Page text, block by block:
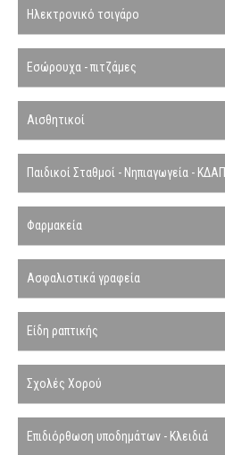
Ηλεκτρονικό τσιγάρο
Εσώρουχα - πιτζάμες
Αισθητικοί
Παιδικοί Σταθμοί - Νηπιαγωγεία - ΚΔΑΠ
Φαρμακεία
Ασφαλιστικά γραφεία
Είδη ραπτικής
Σχολές Χορού
Επιδιόρθωση υποδημάτων - Κλειδιά